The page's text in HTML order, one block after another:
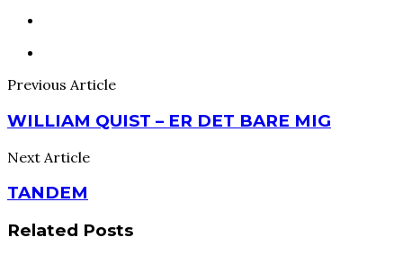
Previous Article
WILLIAM QUIST – ER DET BARE MIG
Next Article
TANDEM
Related Posts